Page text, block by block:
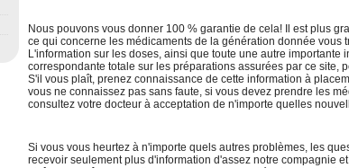
Nous pouvons vous donner 100 % garantie de cela! Il est plus
ce qui concerne les médicaments de la génération donnée vous
L'information sur les doses, ainsi que toute une autre importante
correspondante totale sur les préparations assurées par ce site,
S'il vous plaît, prenez connaissance de cette information à
vous ne connaissez pas sans faute, si vous devez prendre les
consultez votre docteur à acceptation de n'importe quelles
Si vous vous heurtez à n'importe quels autres problèmes, les
recevoir seulement plus d'information d'assez notre compagnie